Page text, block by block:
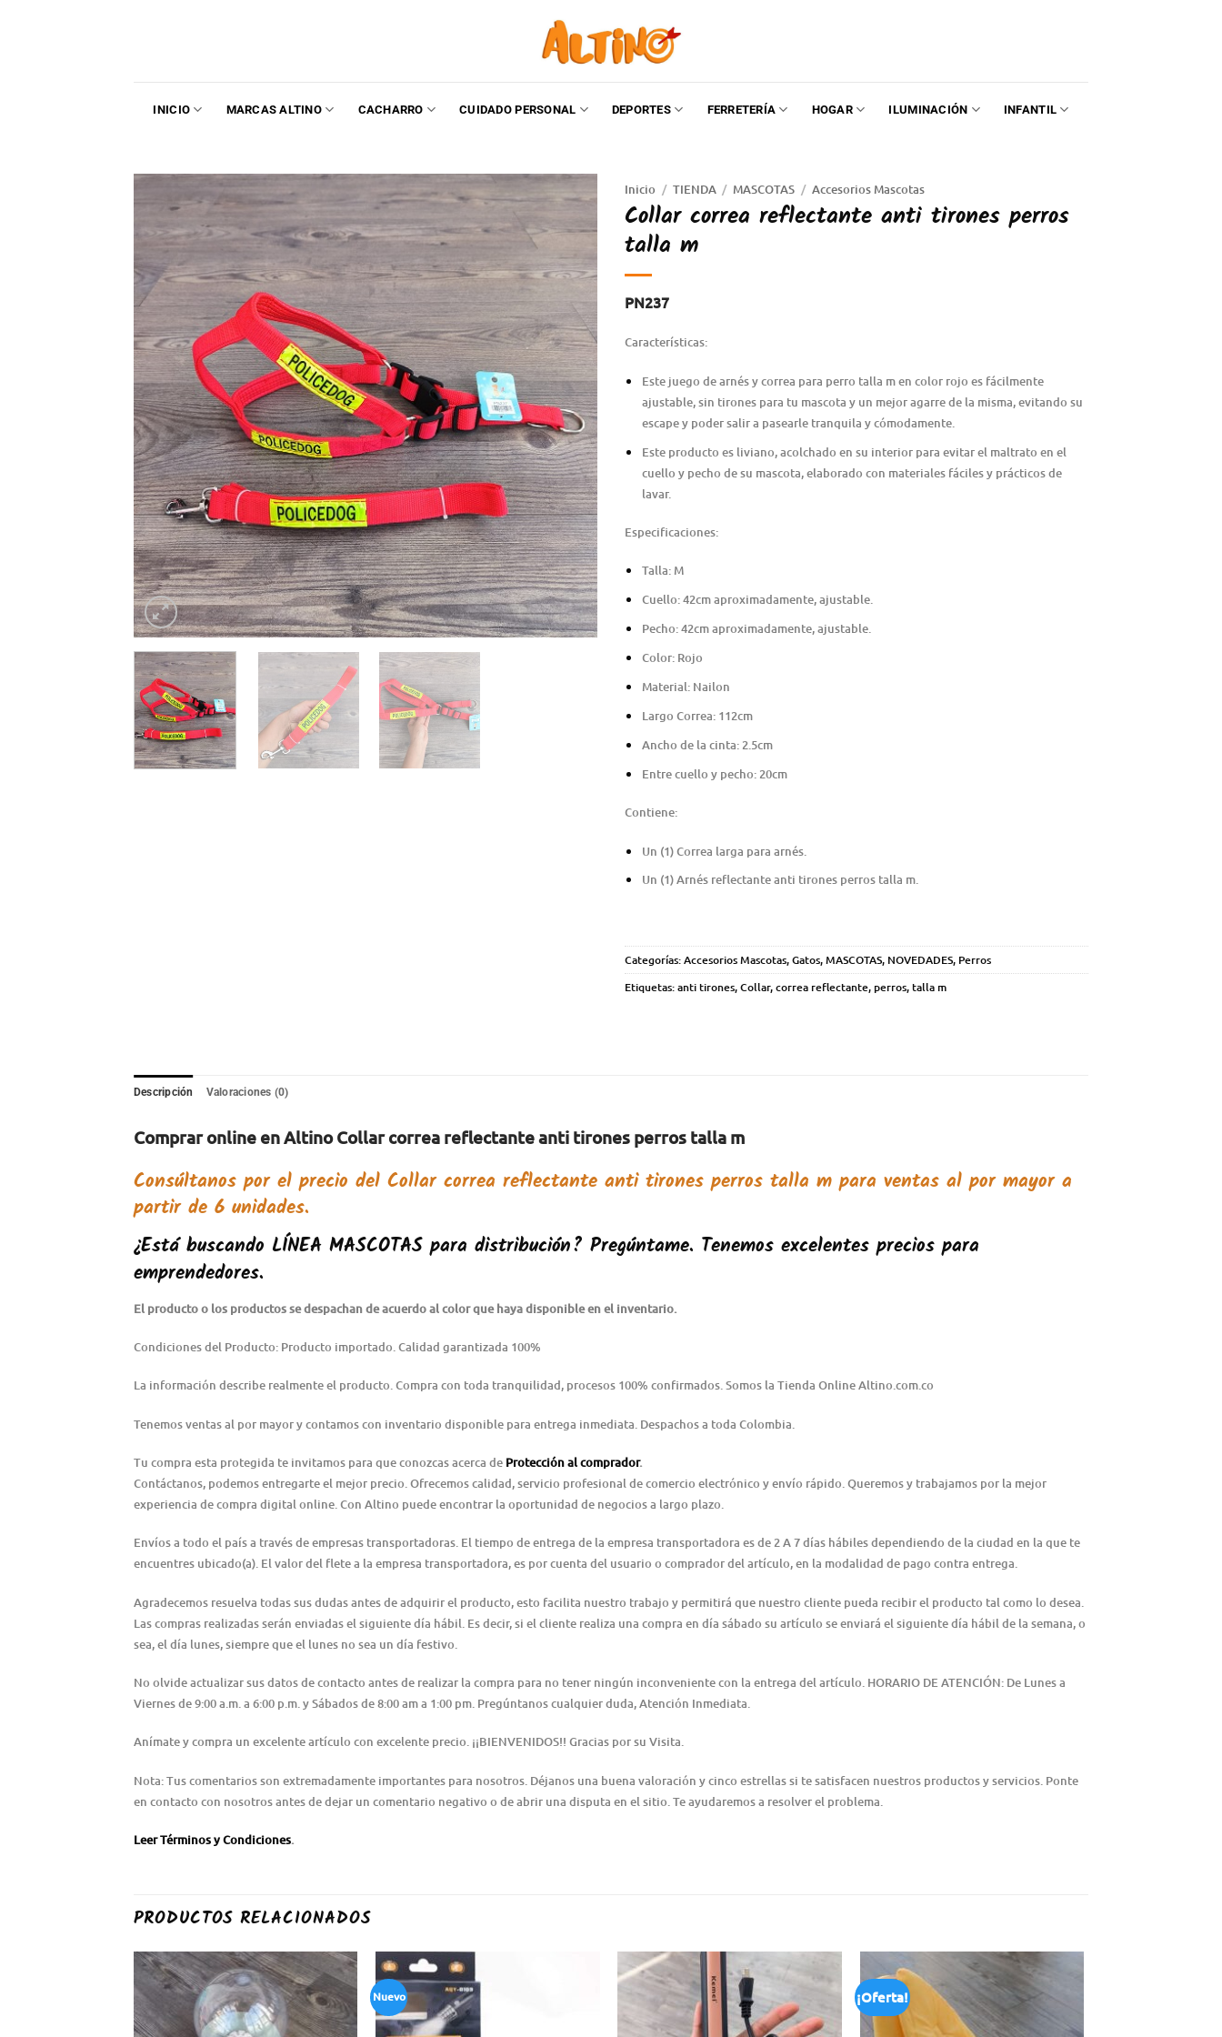
INICIO MARCAS ALTINO CACHARRO CUIDADO PERSONAL DEPORTES FERRETERÍA HOGAR ILUMINACIÓN INFANTIL
Inicio / TIENDA / MASCOTAS / Accesorios Mascotas
Collar correa reflectante anti tirones perros
talla m
PN237
Características:
Este juego de arnés y correa para perro talla m en color rojo es fácilmente
ajustable, sin tirones para tu mascota y un mejor agarre de la misma, evitando su
escape y poder salir a pasearle tranquila y cómodamente.
Este producto es liviano, acolchado en su interior para evitar el maltrato en el
cuello y pecho de su mascota, elaborado con materiales fáciles y prácticos de
lavar.
Especificaciones:
Talla: M
Cuello: 42cm aproximadamente, ajustable.
Pecho: 42cm aproximadamente, ajustable.
Color: Rojo
Material: Nailon
Largo Correa: 112cm
Ancho de la cinta: 2.5cm
Entre cuello y pecho: 20cm
Contiene:
Un (1) Correa larga para arnés.
Un (1) Arnés reflectante anti tirones perros talla m.
Categorías:Accesorios Mascotas,Gatos,MASCOTAS, NOVEDADES, Perros
Etiquetas:anti tirones,Collar,correa reflectante, perros,talla m
Descripción Valoraciones (0)
Comprar online en Altino Collar correa reflectante anti tirones perros talla m
Consúltanos por el precio del Collar correa reflectante anti tirones perros talla m para ventas al por mayor a
partir de 6 unidades.
¿Está buscando LÍNEA MASCOTAS para distribución? Pregúntame. Tenemos excelentes precios para
emprendedores.
El producto o los productos se despachan de acuerdo al color que haya disponible en el inventario.
Condiciones del Producto: Producto importado. Calidad garantizada 100%
La información describe realmente el producto. Compra con toda tranquilidad, procesos 100% confirmados. Somos la Tienda Online Altino.com.co
Tenemos ventas al por mayor y contamos con inventario disponible para entrega inmediata. Despachos a toda Colombia.
Tu compra esta protegida te invitamos para que conozcas acerca de Protección al comprador.
Contáctanos, podemos entregarte el mejor precio. Ofrecemos calidad, servicio profesional de comercio electrónico y envío rápido. Queremos y trabajamos por la mejor
experiencia de compra digital online. Con Altino puede encontrar la oportunidad de negocios a largo plazo.
Envíos a todo el país a través de empresas transportadoras. El tiempo de entrega de la empresa transportadora es de 2 A 7 días hábiles dependiendo de la ciudad en la que te
encuentres ubicado(a). El valor del flete a la empresa transportadora, es por cuenta del usuario o comprador del artículo, en la modalidad de pago contra entrega.
Agradecemos resuelva todas sus dudas antes de adquirir el producto, esto facilita nuestro trabajo y permitirá que nuestro cliente pueda recibir el producto tal como lo desea.
Las compras realizadas serán enviadas el siguiente día hábil. Es decir, si el cliente realiza una compra en día sábado su artículo se enviará el siguiente día hábil de la semana, o
sea, el día lunes, siempre que el lunes no sea un día festivo.
No olvide actualizar sus datos de contacto antes de realizar la compra para no tener ningún inconveniente con la entrega del artículo. HORARIO DE ATENCIÓN: De Lunes a
Viernes de 9:00 a.m. a 6:00 p.m. y Sábados de 8:00 am a 1:00 pm. Pregúntanos cualquier duda, Atención Inmediata.
Anímate y compra un excelente artículo con excelente precio. ¡¡BIENVENIDOS!! Gracias por su Visita.
Nota: Tus comentarios son extremadamente importantes para nosotros. Déjanos una buena valoración y cinco estrellas si te satisfacen nuestros productos y servicios. Ponte
en contacto con nosotros antes de dejar un comentario negativo o de abrir una disputa en el sitio. Te ayudaremos a resolver el problema.
Leer Términos y Condiciones.
PRODUCTOS RELACIONADOS
Nuevo ¡Oferta!